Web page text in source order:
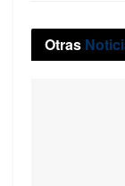
Otras